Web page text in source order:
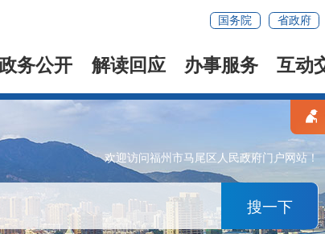
国务院 省政府
务公开 解读回应 办事服务 互动
欢迎访问福州市马尾区人民政府门户网站！
搜一下